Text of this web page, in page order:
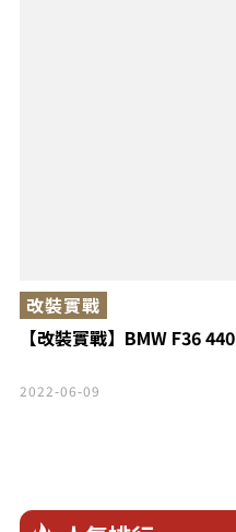
【改裝實戰】BMW F36
改裝實戰
2022-06-09